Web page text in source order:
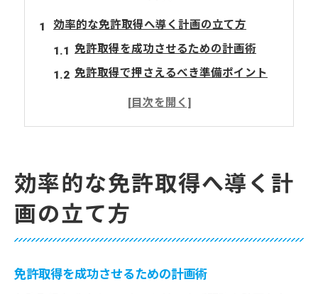
効率的な免許取得へ導く計画の立て方
免許取得を成功させるための計画術
免許取得で押さえるべき準備ポイント
免許取得スケジュール管理の極意まとめ
合格を目指す免許取得のポイントとは
免許取得合格を左右する重要な基準解説
合格率アップのための免許取得対策法
免許取得合格を目指す勉強法の選び方
免許取得で差がつく注意点と心得まとめ
効率的な免許取得へ導く計
画の立て方
免許取得を成功させるための計画術